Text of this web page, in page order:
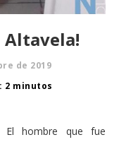
Altavela!
de 2019
2 minutos
El hombre que fue